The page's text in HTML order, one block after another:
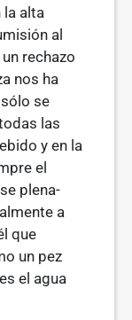
la alta
al
rechazo
nos ha
se
las
y en la
el
plena­
a
que
un pez
el agua